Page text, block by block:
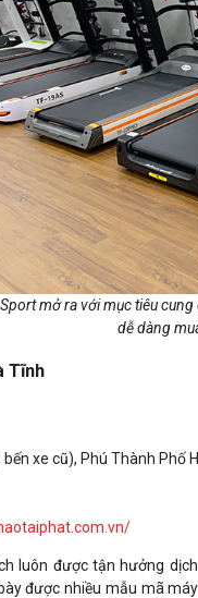
mở ra với mục tiêu
dễ dàng
Tĩnh
xe cũ), Phú Thành Phố
luôn được tận hưởng
được nhiều mẫu mã